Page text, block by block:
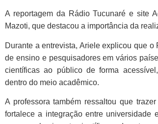
A reportagem da Rádio Tucunaré e site
Mazoti, que destacou a importância da
Durante a entrevista, Ariele explicou que
de ensino e pesquisadores em vários
científicas ao público de forma
dentro do meio acadêmico.
A professora também ressaltou que
fortalece a integração entre universidade